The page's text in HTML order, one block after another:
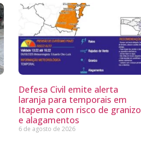
Defesa Civil emite alerta
laranja para temporais em
Itapema com risco de granizo
e alagamentos
6 de agosto de 2026